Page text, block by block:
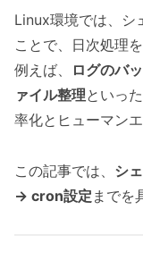
Linux環境では、シ
ことで、日次処理
例えば、
ログのバ
ァイル整理といっ
率化とヒューマン
この記事では、 シ
→ cron設定 までを